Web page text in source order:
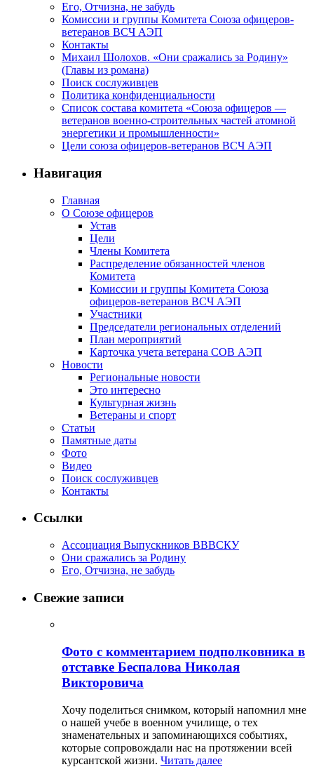
Его, Отчизна, не забудь
Комиссии и группы Комитета Союза офицеров-
ветеранов ВСЧ АЭП
Контакты
Михаил Шолохов. «Они сражались за Родину»
(Главы из романа)
Поиск сослуживцев
Политика конфиденциальности
Список состава комитета «Союза офицеров —
ветеранов военно-строительных частей атомной
энергетики и промышленности»
Цели союза офицеров-ветеранов ВСЧ АЭП
Навигация
Главная
О Союзе офицеров
Устав
Цели
Члены Комитета
Распределение обязанностей членов
Комитета
Комиссии и группы Комитета Союза
офицеров-ветеранов ВСЧ АЭП
Участники
Председатели региональных отделений
План мероприятий
Карточка учета ветерана CОВ АЭП
Новости
Региональные новости
Это интересно
Культурная жизнь
Ветераны и спорт
Статьи
Памятные даты
Фото
Видео
Поиск сослуживцев
Контакты
Ссылки
Ассоциация Выпускников ВВВСКУ
Они сражались за Родину
Его, Отчизна, не забудь
Свежие записи
Фото с комментарием подполковника в
отставке Беспалова Николая
Викторовича
Хочу поделиться снимком, который напомнил мне
о нашей учебе в военном училище, о тех
знаменательных и запоминающихся событиях,
которые сопровождали нас на протяжении всей
курсантской жизни. Читать далее